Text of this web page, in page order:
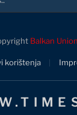
Balkan
korištenja